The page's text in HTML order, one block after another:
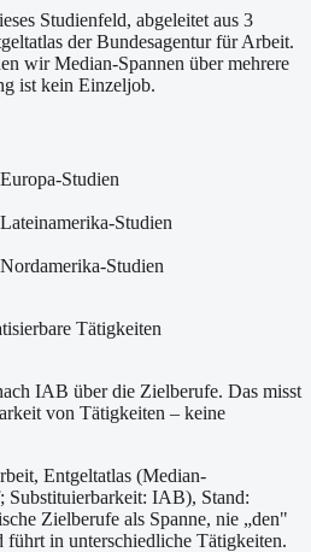
Studienfeld, abgeleitet aus 3
der Bundesagentur für Arbeit.
wir Median-Spannen über mehrere
ist kein Einzeljob.
Studien
Studien
Studien
Tätigkeiten
IAB über die Zielberufe. Das misst
von Tätigkeiten – keine
Entgeltatlas (Median-
; Substituierbarkeit: IAB), Stand:
Zielberufe als Spanne, nie „den"
in unterschiedliche Tätigkeiten.